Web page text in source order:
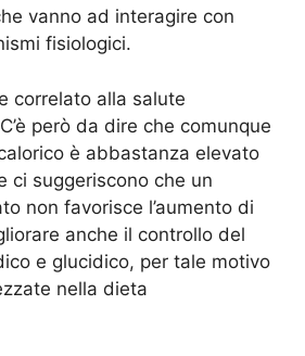
vanno ad interagire con
fisiologici.
correlato alla salute
però da dire che comunque
è abbastanza elevato
ci suggeriscono che un
non favorisce l’aumento di
anche il controllo del
e glucidico, per tale motivo
nella dieta